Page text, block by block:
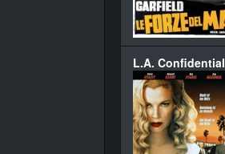
L.A. Confidential